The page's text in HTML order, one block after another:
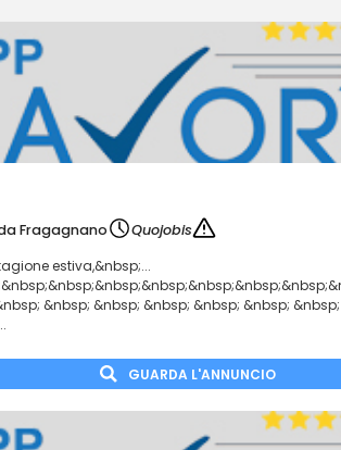
Fragagnano
Quojobis
estiva,&nbsp;...
&nbsp; &nbsp; &nbsp; &nbsp; &nbsp;
GUARDA L'ANNUNCIO